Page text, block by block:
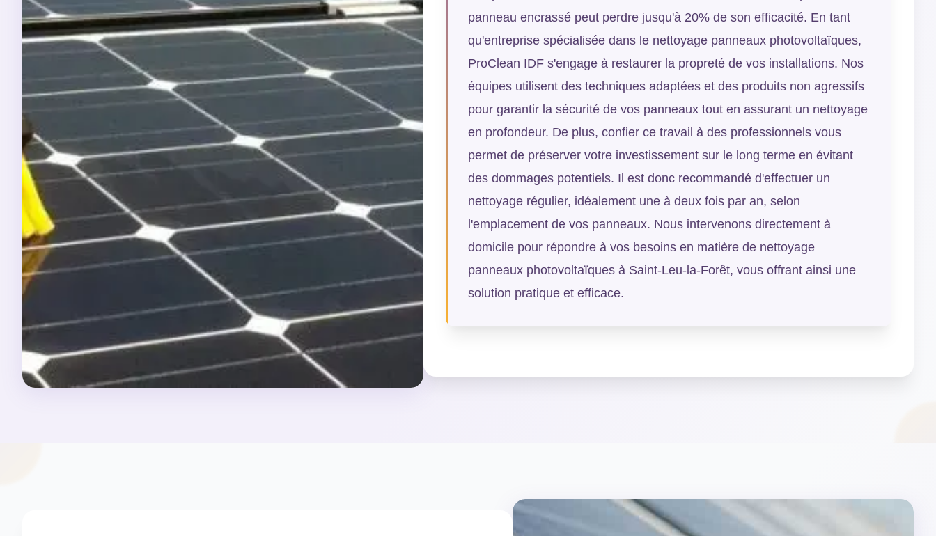
panneau encrassé peut perdre jusqu'à 20% de son efficacité. En tant
qu'entreprise spécialisée dans le nettoyage panneaux photovoltaïques,
ProClean IDF s'engage à restaurer la propreté de vos installations. Nos
équipes utilisent des techniques adaptées et des produits non agressifs
pour garantir la sécurité de vos panneaux tout en assurant un nettoyage
en profondeur. De plus, confier ce travail à des professionnels vous
permet de préserver votre investissement sur le long terme en évitant
des dommages potentiels. Il est donc recommandé d'effectuer un
nettoyage régulier, idéalement une à deux fois par an, selon
l'emplacement de vos panneaux. Nous intervenons directement à
domicile pour répondre à vos besoins en matière de nettoyage
panneaux photovoltaïques à Saint-Leu-la-Forêt, vous offrant ainsi une
solution pratique et efficace.